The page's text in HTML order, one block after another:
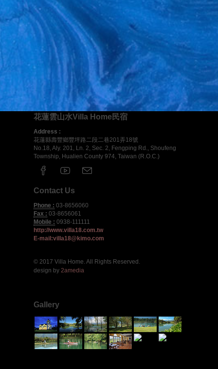
花蓮雲山水Villa Home民宿
Address :
花蓮縣壽豐鄉豐坪路二段二巷201弄18號
No.18, Aly. 201, Ln. 2, Sec. 2, Fengping Rd., Shoufeng
Township, Hualien County 974, Taiwan (R.O.C.)
Contact Us
Phone : 03-8656060
Fax : 03-8656061
Mobile : 0938-111111
http://www.villa18.com.tw
E-mail:villa18@kimo.com
© 2017 Villa Home. All Rights Reserved.
design by 2amedia
Gallery